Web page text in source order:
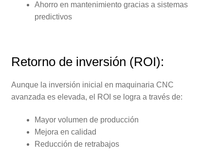
Ahorro en mantenimiento gracias a sistemas
predictivos
Retorno de inversión (ROI):
Aunque la inversión inicial en maquinaria CNC
avanzada es elevada, el ROI se logra a través de:
Mayor volumen de producción
Mejora en calidad
Reducción de retrabajos